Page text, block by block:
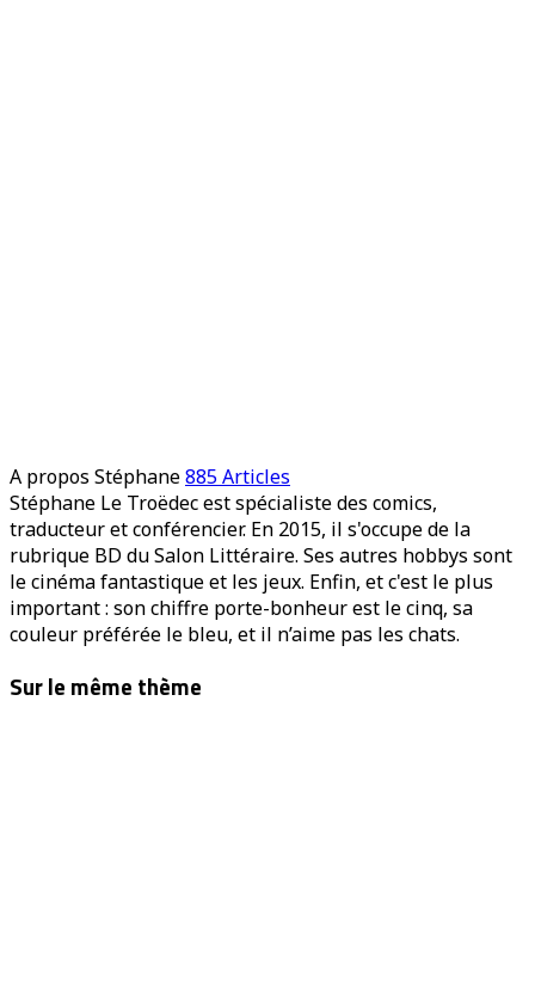
A propos Stéphane885 Articles
Stéphane Le Troëdec est spécialiste des comics,
traducteur et conférencier. En 2015, il s'occupe de la
rubrique BD du Salon Littéraire. Ses autres hobbys sont
le cinéma fantastique et les jeux. Enfin, et c'est le plus
important : son chiffre porte-bonheur est le cinq, sa
couleur préférée le bleu, et il n’aime pas les chats.
Sur le même thème